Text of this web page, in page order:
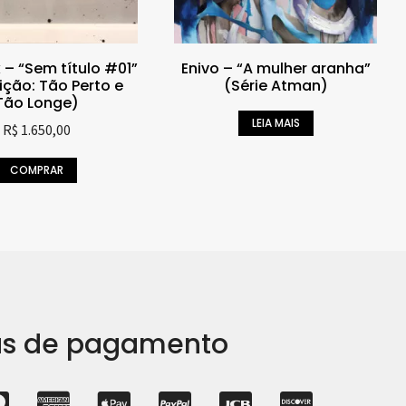
– “Sem título #01”
Tão Perto e
Longe)
R$ 1.650,00
COMPRAR
Enivo – “A mulher aranha”
(Série Atman)
LEIA MAIS
de pagamento